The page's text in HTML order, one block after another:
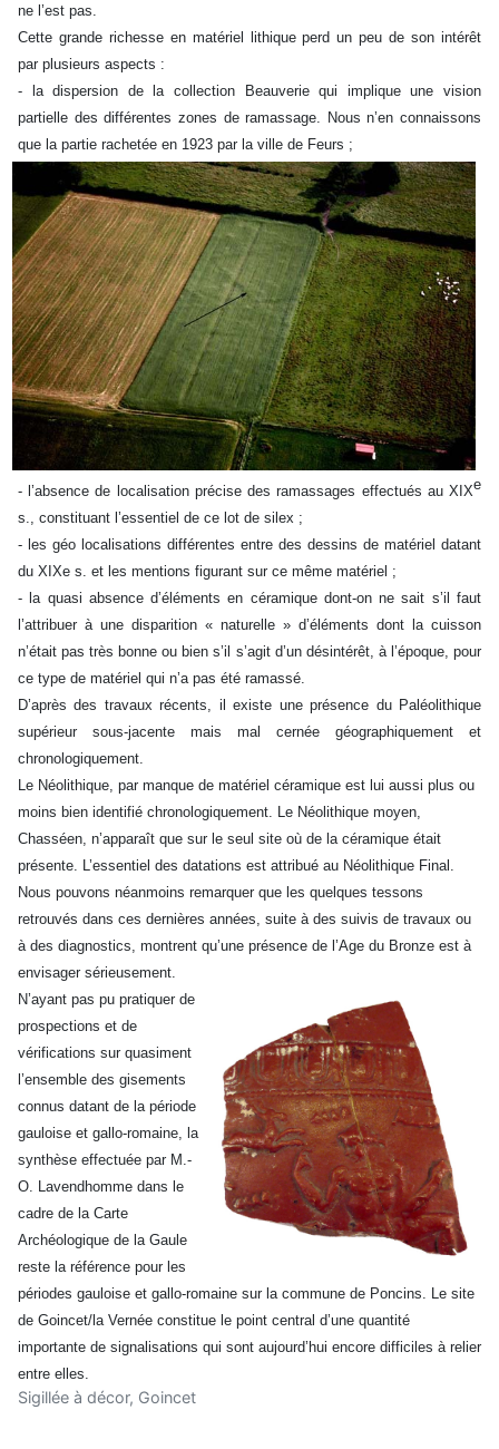
ne l’est pas.
Cette grande richesse en matériel lithique perd un peu de son intérêt
par plusieurs aspects :
- la dispersion de la collection Beauverie qui implique une vision
partielle des différentes zones de ramassage. Nous n’en connaissons
que la partie rachetée en 1923 par la ville de Feurs ;
- l’absence de localisation précise des ramassages effectués au XIXe
s., constituant l’essentiel de ce lot de silex ;
- les géo localisations différentes entre des dessins de matériel datant
du XIXe s. et les mentions figurant sur ce même matériel ;
- la quasi absence d’éléments en céramique dont-on ne sait s’il faut
l’attribuer à une disparition « naturelle » d’éléments dont la cuisson
n’était pas très bonne ou bien s’il s’agit d’un désintérêt, à l’époque, pour
ce type de matériel qui n’a pas été ramassé.
D’après des travaux récents, il existe une présence du Paléolithique
supérieur sous-jacente mais mal cernée géographiquement et
chronologiquement.
Le Néolithique, par manque de matériel céramique est lui aussi plus ou
moins bien identifié chronologiquement. Le Néolithique moyen,
Chasséen, n’apparaît que sur le seul site où de la céramique était
présente. L’essentiel des datations est attribué au Néolithique Final.
Nous pouvons néanmoins remarquer que les quelques tessons
retrouvés dans ces dernières années, suite à des suivis de travaux ou
à des diagnostics, montrent qu’une présence de l’Age du Bronze est à
envisager sérieusement.
N’ayant pas pu pratiquer de
prospections et de
vérifications sur quasiment
l’ensemble des gisements
connus datant de la période
gauloise et gallo-romaine, la
synthèse effectuée par M.-
O. Lavendhomme dans le
cadre de la Carte
Archéologique de la Gaule
reste la référence pour les
périodes gauloise et gallo-romaine sur la commune de Poncins. Le site
de Goincet/la Vernée constitue le point central d’une quantité
importante de signalisations qui sont aujourd’hui encore difficiles à relier
entre elles.
Sigillée à décor, Goincet